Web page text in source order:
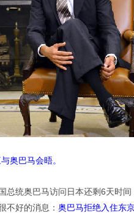
奥巴马会晤。
总统奥巴马访问日本还剩6天时间
不好的消息： 奥巴马拒绝入住东